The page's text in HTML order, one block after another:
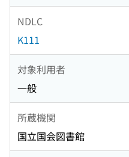
NDLC
K111
対象利用者
一般
所蔵機関
国立国会図書館